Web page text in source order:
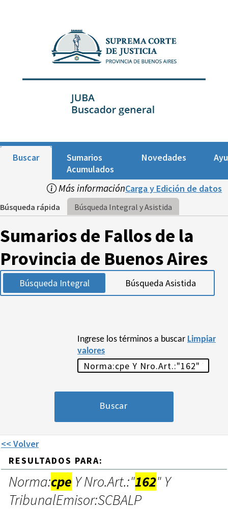
Buscar
Sumarios
Acumulados
Novedades
Más informaciónCarga y Edición de datos
Búsqueda rápida Búsqueda Integral y Asistida
Sumarios de Fallos de la
Provincia de Buenos Aires
Búsqueda Integral Búsqueda Asistida
Ingrese los términos a buscar Limpiar
valores
<< Volver
RESULTADOS PARA:
Norma:cpe Y Nro.Art.:"162" Y
TribunalEmisor:SCBALP